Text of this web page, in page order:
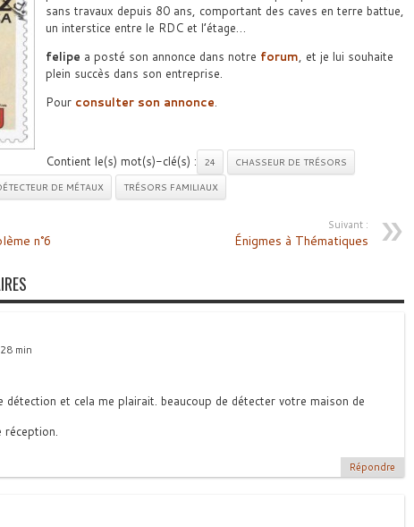
sans travaux depuis 80 ans, comportant des caves en terre battue,
un interstice entre le RDC et l’étage…
felipe a posté son annonce dans notre forum, et je lui souhaite
plein succès dans son entreprise.
Pour consulter son annonce.
Contient le(s) mot(s)-clé(s) : 24
CHASSEUR DE TRÉSORS
DE MÉTAUX TRÉSORS FAMILIAUX
n°6
Suivant :
Énigmes à Thématiques
min
détection et cela me plairait. beaucoup de détecter votre maison de
réception.
Répondre